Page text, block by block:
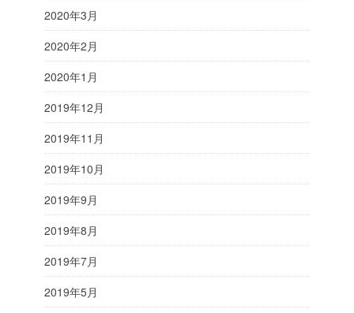
2020年3月
2020年2月
2020年1月
2019年12月
2019年11月
2019年10月
2019年9月
2019年8月
2019年7月
2019年5月